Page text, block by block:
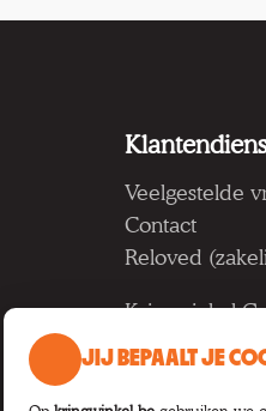
Veelgestelde
Contact
Reloved
Kringwinkel
Koning
JIJ BEPAALT JE